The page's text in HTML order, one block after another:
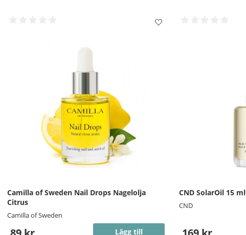
Camilla of Sweden Nail Drops Nagelolja
Citrus
Camilla of Sweden
Lägg till
CND SolarOil 15 ml
CND